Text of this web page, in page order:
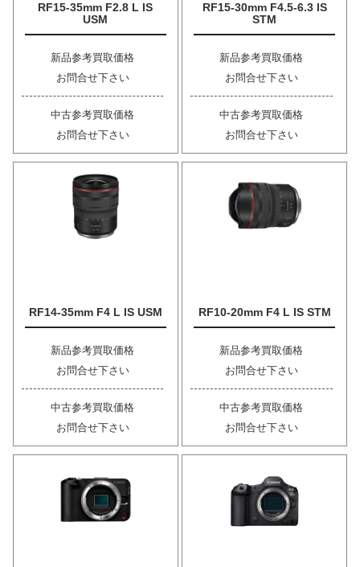
RF15-35mm F2.8 L IS
USM
新品参考買取価格
お問合せ下さい
中古参考買取価格
お問合せ下さい
RF15-30mm F4.5-6.3 IS
STM
新品参考買取価格
お問合せ下さい
中古参考買取価格
お問合せ下さい
RF14-35mm F4 L IS USM
新品参考買取価格
お問合せ下さい
中古参考買取価格
お問合せ下さい
RF10-20mm F4 L IS STM
新品参考買取価格
お問合せ下さい
中古参考買取価格
お問合せ下さい